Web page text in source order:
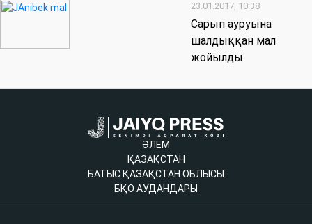
23.01.2017, 10:38
Сарып ауруына
шалдыққан мал
жойылды
ӘЛЕМ
ҚАЗАҚСТАН
БАТЫС ҚАЗАҚСТАН ОБЛЫСЫ
БҚО АУДАНДАРЫ